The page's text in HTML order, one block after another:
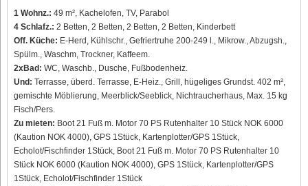
1 Wohnz.: 49 m², Kachelofen, TV, Parabol
4 Schlafz.: 2 Betten, 2 Betten, 2 Betten, 2 Betten, Kinderbett
Off. Küche: E-Herd, Kühlschr., Gefriertruhe 200-249 l., Mikrow., Abzugsh.,
Spülm., Waschm, Trockner, Kaffeem.
2xBad: WC, Waschb., Dusche, Fußbodenheiz.
Und: Terrasse, überd. Terrasse, E-Heiz., Grill, hügeliges Grundst. 402 m²,
gemischte Möblierung, Meerblick/Seeblick, Nichtraucherhaus, Max. 15 kg
Fisch/Pers.
Zu mieten: Boot 21 Fuß m. Motor 70 PS Rutenhalter 10 Stück NOK 6000
(Kaution NOK 4000), GPS 1Stück, Kartenplotter/GPS 1Stück,
Echolot/Fischfinder 1Stück, Boot 21 Fuß m. Motor 70 PS Rutenhalter 10
Stück NOK 6000 (Kaution NOK 4000), GPS 1Stück, Kartenplotter/GPS
1Stück, Echolot/Fischfinder 1Stück